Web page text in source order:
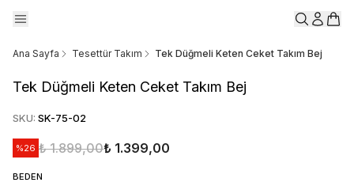
Ana Sayfa Tesettür Takım Tek Düğmeli Keten Ceket Takım Bej
Tek Düğmeli Keten Ceket Takım Bej
SKU: SK-75-02
%26 ₺ 1.899,00₺ 1.399,00
BEDEN